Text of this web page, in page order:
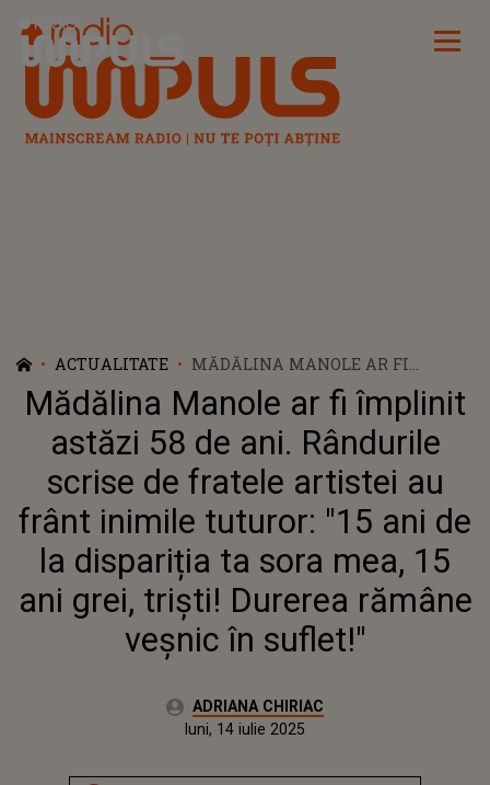
Radio Impuls
ACTUALITATE
MĂDĂLINA MANOLE AR FI
ÎMPLINIT ASTĂZI 58 DE ANI.
RÂNDURILE SCRISE DE FRATELE
ARTISTEI AU FRÂNT INIMILE
TUTUROR: "15 ANI DE LA
DISPARIȚIA TA SORA MEA, 15 ANI
VEȘNIC ÎN SUFLET!"
Mădălina Manole ar fi împlinit
astăzi 58 de ani. Rândurile
scrise de fratele artistei au
frânt inimile tuturor: "15 ani de
la dispariția ta sora mea, 15
ani grei, triști! Durerea rămâne
veșnic în suflet!"
Autor:ADRIANA CHIRIAC
Publicat:
luni, 14 iulie 2025